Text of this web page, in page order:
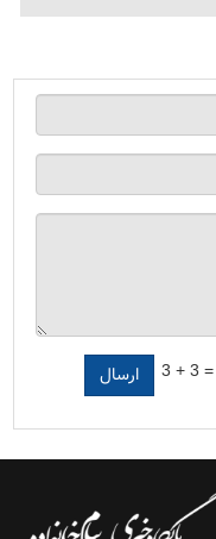
3 + 3 =